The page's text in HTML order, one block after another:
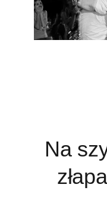
Na